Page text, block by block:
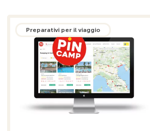
Preparativi per il viaggio